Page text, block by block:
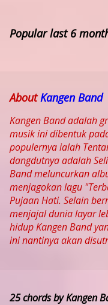
Popular last 6
AboutKangen Band
Kangen Band adalah
musik ini dibentuk
populernya ialah
dangdutnya adalah
Band meluncurkan
menjagokan lagu
Pujaan Hati. Selain
menjajal dunia layar
hidup Kangen Band
ini nantinya akan
25 chords by Kangen